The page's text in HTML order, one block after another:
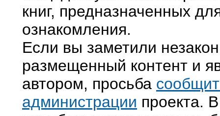
книг, предназначенных
ознакомления.
Если вы заметили
размещенный контент и
автором, просьба
администрации проекта.